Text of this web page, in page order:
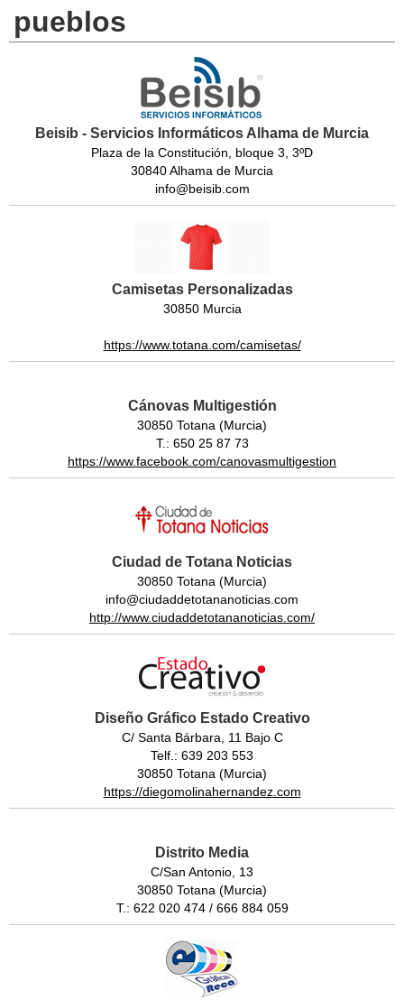
pueblos
Beisib - Servicios Informáticos Alhama de Murcia
Plaza de la Constitución, bloque 3, 3ºD
30840 Alhama de Murcia
info@beisib.com
Camisetas Personalizadas
30850 Murcia
https://www.totana.com/camisetas/
Cánovas Multigestión
30850 Totana (Murcia)
T.: 650 25 87 73
https://www.facebook.com/canovasmultigestion
Ciudad de Totana Noticias
30850 Totana (Murcia)
info@ciudaddetotananoticias.com
http://www.ciudaddetotananoticias.com/
Diseño Gráfico Estado Creativo
C/ Santa Bárbara, 11 Bajo C
Telf.: 639 203 553
30850 Totana (Murcia)
https://diegomolinahernandez.com
Distrito Media
C/San Antonio, 13
30850 Totana (Murcia)
T.: 622 020 474 / 666 884 059